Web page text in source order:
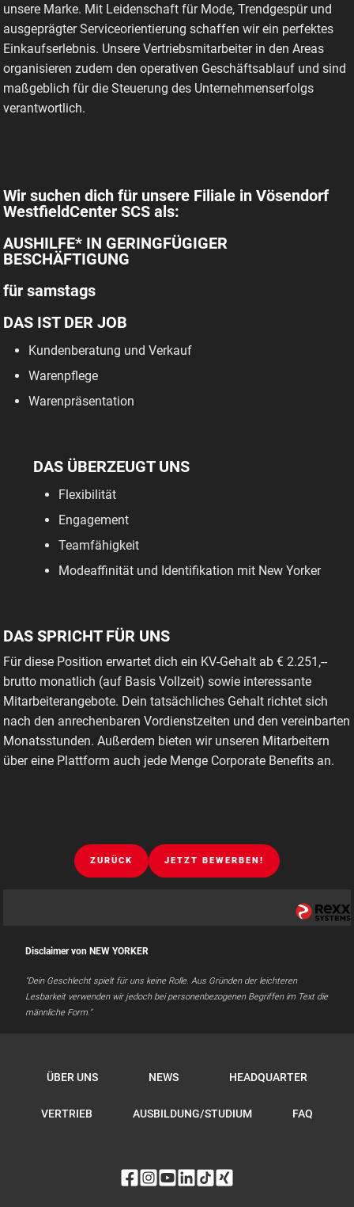
unsere Marke. Mit Leidenschaft für Mode, Trendgespür und
ausgeprägter Serviceorientierung schaffen wir ein perfektes
Einkaufserlebnis. Unsere Vertriebsmitarbeiter in den Areas
organisieren zudem den operativen Geschäftsablauf und sind
maßgeblich für die Steuerung des Unternehmenserfolgs
verantwortlich.
Wir suchen dich für unsere Filiale in Vösendorf
WestfieldCenter SCS als:
AUSHILFE* IN GERINGFÜGIGER
BESCHÄFTIGUNG
für samstags
DAS IST DER JOB
Kundenberatung und Verkauf
Warenpflege
Warenpräsentation
DAS ÜBERZEUGT UNS
Flexibilität
Engagement
Teamfähigkeit
Modeaffinität und Identifikation mit New Yorker
DAS SPRICHT FÜR UNS
Für diese Position erwartet dich ein KV-Gehalt ab € 2.251,--
brutto monatlich (auf Basis Vollzeit) sowie interessante
Mitarbeiterangebote. Dein tatsächliches Gehalt richtet sich
nach den anrechenbaren Vordienstzeiten und den vereinbarten
Monatsstunden. Außerdem bieten wir unseren Mitarbeitern
über eine Plattform auch jede Menge Corporate Benefits an.
ZURÜCK JETZT BEWERBEN!
Disclaimer von NEW YORKER
"Dein Geschlecht spielt für uns keine Rolle. Aus Gründen der leichteren
Lesbarkeit verwenden wir jedoch bei personenbezogenen Begriffen im Text die
männliche Form."
ÜBER UNS NEWS HEADQUARTER
VERTRIEB AUSBILDUNG/STUDIUM FAQ